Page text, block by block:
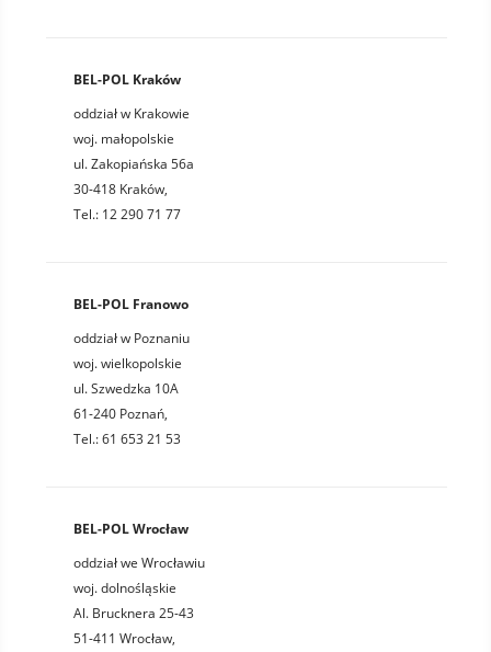
BEL-POL Kraków
oddział w Krakowie
woj. małopolskie
ul. Zakopiańska 56a
30-418 Kraków,
Tel.: 12 290 71 77
BEL-POL Franowo
oddział w Poznaniu
woj. wielkopolskie
ul. Szwedzka 10A
61-240 Poznań,
Tel.: 61 653 21 53
BEL-POL Wrocław
oddział we Wrocławiu
woj. dolnośląskie
Al. Brucknera 25-43
51-411 Wrocław,